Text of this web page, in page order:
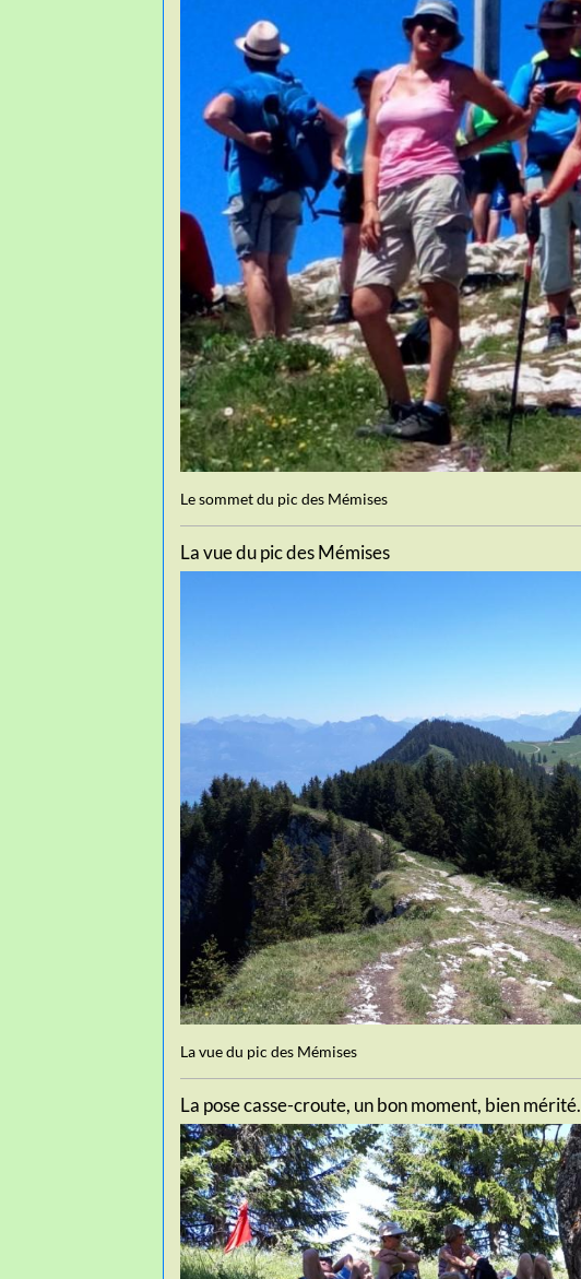
Le sommet du pic des Mémises
La vue du pic des Mémises
La vue du pic des Mémises
La pose casse-croute, un bon moment, bien mérité.